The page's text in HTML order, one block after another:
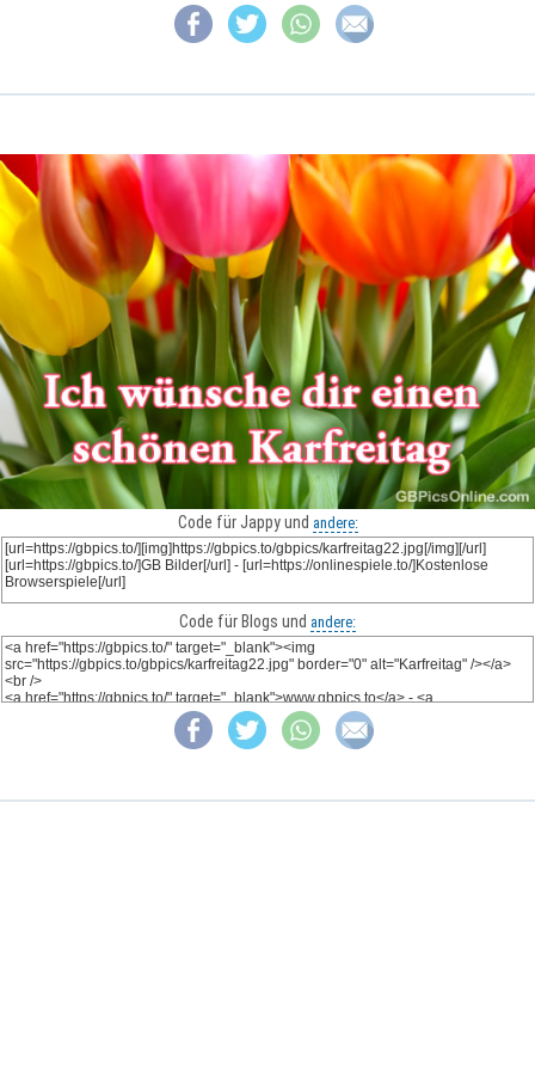
Code für Jappy und andere:
Code für Blogs und andere: